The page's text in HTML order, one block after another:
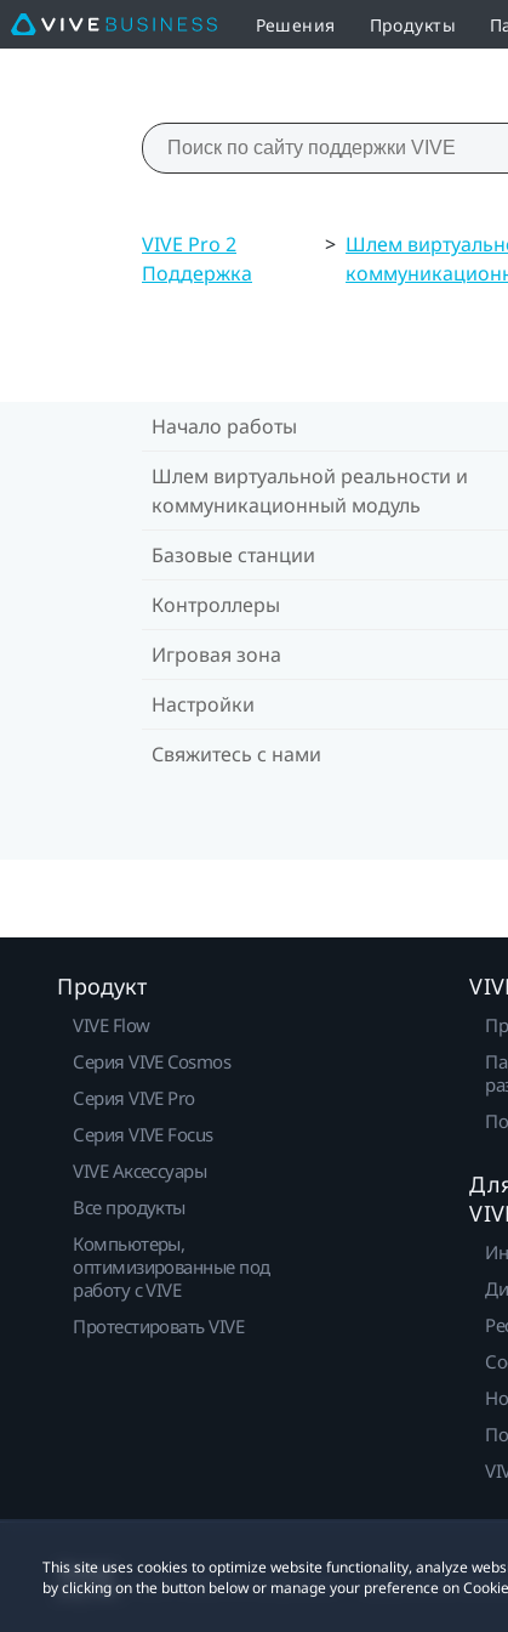
Решения Продукты
VIVE Pro 2
Поддержка
> Шлем
Начало работы
Шлем виртуальной реальности и
коммуникационный модуль
Базовые станции
Контроллеры
Игровая зона
Настройки
Свяжитесь с нами
This site uses cookies to optimize website functionality, analyze
by clicking on the button below or manage your preference on
Продукт
VIVE Flow
Серия VIVE Cosmos
Серия VIVE Pro
Серия VIVE Focus
VIVE Аксессуары
Все продукты
Компьютеры,
оптимизированные под
работу с VIVE
Протестировать VIVE
© 2011-2026 HTC Corporation Юридическое